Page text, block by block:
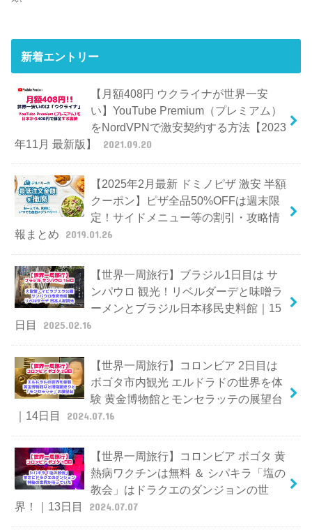
新着エントリー
【月額408円 ウクライナが世界一安
い】YouTube Premium（プレミアム）
をNordVPNで激安契約する方法【2023
年11月 最新版】
2021.09.20
【2025年2月最新 ドミノピザ 激安 半額
クーポン】ピザ全品50%OFFは週末限
定！サイドメニュー等の割引・攻略情
報まとめ
2019.01.26
【世界一周旅行】ブラジル1日目は サ
ンパウロ 観光！リベルダーデと味噌ラ
ーメンとブラジル日本移民史料館｜15
日目
2025.02.16
【世界一周旅行】コロンビア 2日目は
ボゴタ市内観光 エルドラドの世界を体
験 黄金博物館とモンセラッテの展望台
｜14日目
2024.07.16
【世界一周旅行】コロンビア ボゴタ 黄
熱病ワクチンは無料 ＆ シパキラ「塩の
教会」はドラクエのダンジョンの世
界！｜13日目
2024.07.07